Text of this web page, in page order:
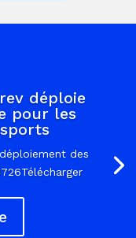
déploie
pour les
des